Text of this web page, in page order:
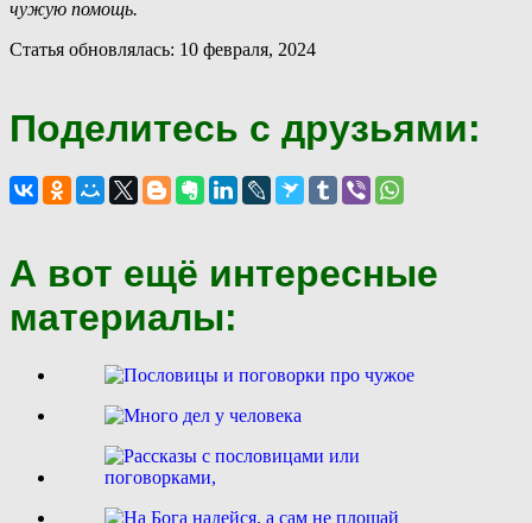
чужую помощь.
Статья обновлялась: 10 февраля, 2024
Поделитесь с друзьями:
А вот ещё интересные
материалы: